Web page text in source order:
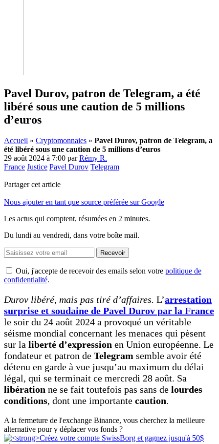
Pavel Durov, patron de Telegram, a été
libéré sous une caution de 5 millions
d’euros
Accueil » Cryptomonnaies » Pavel Durov, patron de Telegram, a
été libéré sous une caution de 5 millions d’euros
29 août 2024 à 7:00 parRémy R.
France Justice Pavel Durov Telegram
Partager cet article
Nous ajouter en tant que source préférée sur Google
Les actus qui comptent, résumées en 2 minutes.
Du lundi au vendredi, dans votre boîte mail.
Recevoir
Oui, j'accepte de recevoir des emails selon votre politique de
confidentialité.
Durov libéré, mais pas tiré d’affaires. L’arrestation
surprise et soudaine de Pavel Durov par la France
le soir du 24 août 2024 a provoqué un véritable
séisme mondial concernant les menaces qui pèsent
sur la liberté d’expression en Union européenne. Le
fondateur et patron de Telegram semble avoir été
détenu en garde à vue jusqu’au maximum du délai
légal, qui se terminait ce mercredi 28 août. Sa
libération ne se fait toutefois pas sans de lourdes
conditions, dont une importante caution.
A la fermeture de l'exchange Binance, vous cherchez la meilleure
alternative pour y déplacer vos fonds ?